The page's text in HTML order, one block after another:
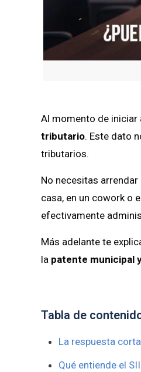
Al momento de iniciar
tributario. Este dato
tributarios.
No necesitas
casa, en un cowork o
efectivamente
Más adelante te
la patente municipal
Tabla de
La respuesta corta
Qué entiende el